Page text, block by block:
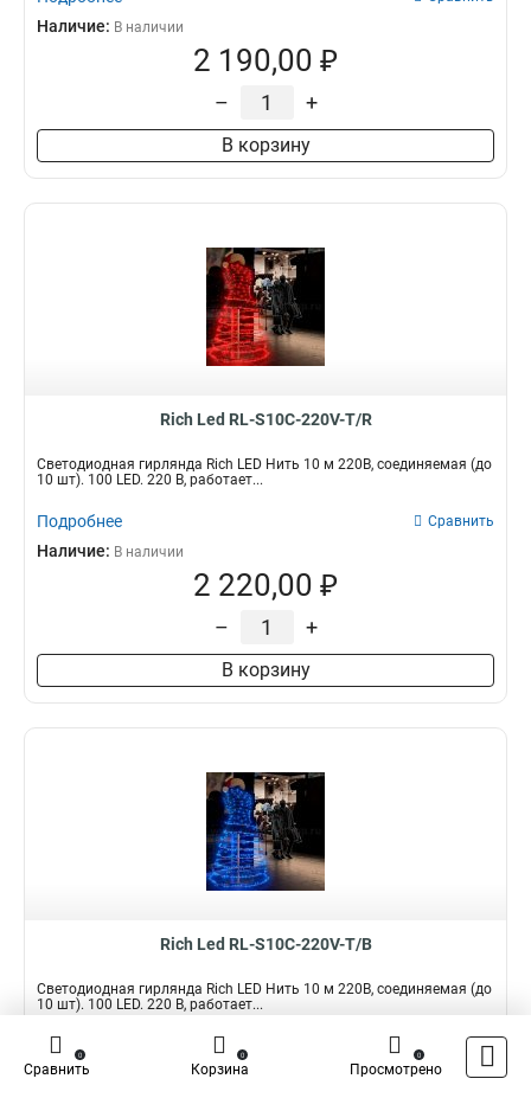
Наличие: В наличии
2 190,00 ₽
– +
В корзину
Rich Led RL-S10C-220V-T/R
Светодиодная гирлянда Rich LED Нить 10 м 220В, соединяемая (до
10 шт). 100 LED. 220 В, работает...
Подробнее Сравнить
Наличие: В наличии
2 220,00 ₽
– +
В корзину
Rich Led RL-S10C-220V-T/B
Светодиодная гирлянда Rich LED Нить 10 м 220В, соединяемая (до
10 шт). 100 LED. 220 В, работает...
Подробнее Сравнить
Наличие:
Сравнить
0
Корзина
0
Просмотрено
0